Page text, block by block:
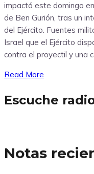
impactó este domingo
de Ben Gurión, tras un
del Ejército. Fuentes
Israel que el Ejército
contra el proyectil y una
Read More
Escuche
Notas